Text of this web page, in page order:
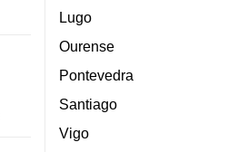
Lugo
Ourense
Pontevedra
Santiago
Vigo